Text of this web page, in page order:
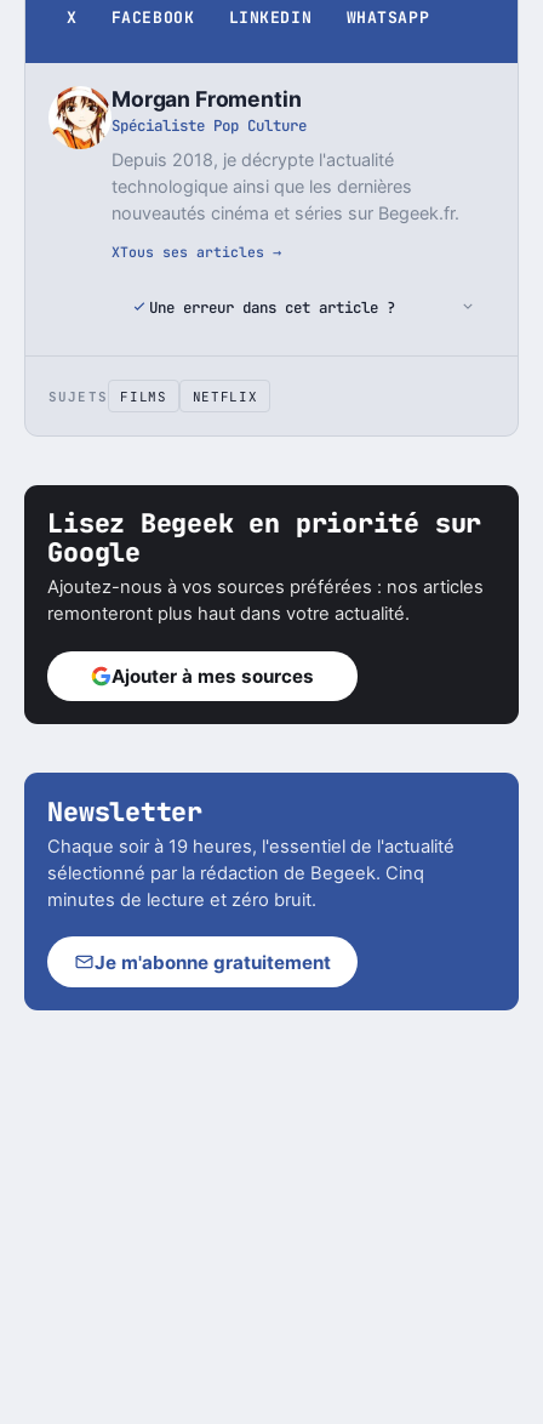
X FACEBOOK LINKEDIN WHATSAPP
Morgan Fromentin
Spécialiste Pop Culture
Depuis 2018, je décrypte l'actualité
technologique ainsi que les dernières
nouveautés cinéma et séries sur Begeek.fr.
XTous ses articles →
Une erreur dans cet article ?
SUJETS FILMS NETFLIX
Lisez Begeek en priorité sur
Google
Ajoutez-nous à vos sources préférées : nos articles
remonteront plus haut dans votre actualité.
Ajouter à mes sources
Newsletter
Chaque soir à 19 heures, l'essentiel de l'actualité
sélectionné par la rédaction de Begeek. Cinq
minutes de lecture et zéro bruit.
Je m'abonne gratuitement